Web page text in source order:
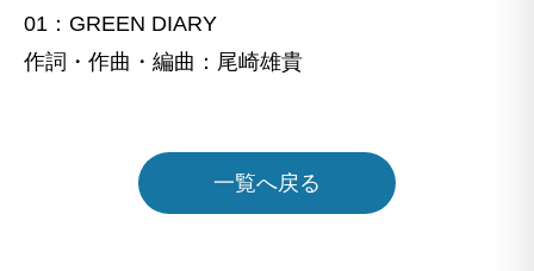
01：GREEN DIARY
作詞・作曲・編曲：尾崎雄貴
一覧へ戻る